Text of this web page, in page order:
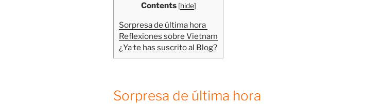
Contents [hide]
Sorpresa de última hora
Reflexiones sobre Vietnam
¿Ya te has suscrito al Blog?
Sorpresa de última hora